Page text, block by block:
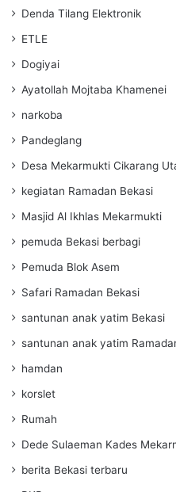
Denda Tilang Elektronik
ETLE
Dogiyai
Ayatollah Mojtaba Khamenei
narkoba
Pandeglang
Desa Mekarmukti Cikarang
kegiatan Ramadan Bekasi
Masjid Al Ikhlas Mekarmukti
pemuda Bekasi berbagi
Pemuda Blok Asem
Safari Ramadan Bekasi
santunan anak yatim Bekasi
santunan anak yatim
hamdan
korslet
Rumah
Dede Sulaeman Kades
berita Bekasi terbaru